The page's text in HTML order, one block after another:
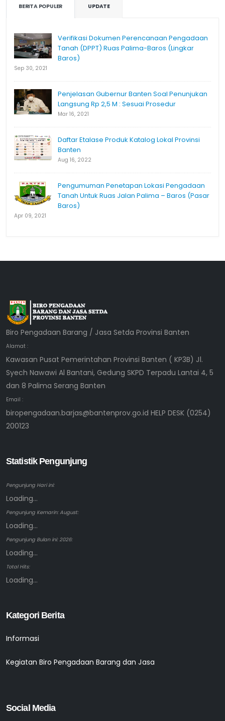
BERITA POPULER UPDATE
Verifikasi Dokumen Perencanaan Pengadaan
Tanah (DPPT) Ruas Palima-Baros (Lingkar
Baros)
Sep 30, 2021
Penjelasan Gubernur Banten Soal Penunjukan
Langsung Rp 2,5 M : Sesuai Prosedur
Mar 16, 2021
Daftar Etalase Produk Katalog Lokal Provinsi
Banten
Aug 16, 2022
Pengumuman Penetapan Lokasi Pengadaan
Tanah Untuk Ruas Jalan Palima – Baros (Pasar
Baros)
Apr 09, 2021
Biro Pengadaan Barang / Jasa Setda Provinsi Banten
Alamat :
Kawasan Pusat Pemerintahan Provinsi Banten ( KP3B) Jl.
Syech Nawawi Al Bantani, Gedung SKPD Terpadu Lantai 4, 5
dan 8 Palima Serang Banten
Email :
biropengadaan.barjas@bantenprov.go.id HELP DESK (0254)
200123
Statistik Pengunjung
Pengunjung Hari ini:
Loading...
Pengunjung Kemarin: August:
Loading...
Pengunjung Bulan ini: 2026:
Loading...
Total Hits:
Loading...
Kategori Berita
Informasi
Kegiatan Biro Pengadaan Barang dan Jasa
Social Media